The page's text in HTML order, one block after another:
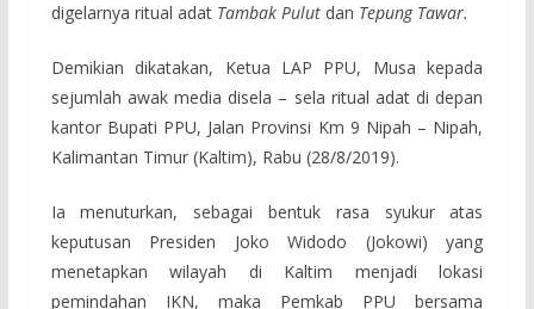
digelarnya ritual adat Tambak Pulutdan Tepung Tawar.
Demikian dikatakan, Ketua LAP PPU, Musa kepada
sejumlah awak media disela – sela ritual adat di depan
kantor Bupati PPU, Jalan Provinsi Km 9 Nipah – Nipah,
Kalimantan Timur (Kaltim), Rabu (28/8/2019).
Ia menuturkan, sebagai bentuk rasa syukur atas
keputusan Presiden Joko Widodo (Jokowi) yang
menetapkan wilayah di Kaltim menjadi lokasi
pemindahan IKN, maka Pemkab PPU bersama